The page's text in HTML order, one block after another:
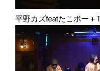
平野カズfeatたこボ